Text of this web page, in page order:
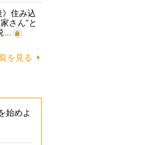
》住み込
さん”と
…
を見る
始めよ